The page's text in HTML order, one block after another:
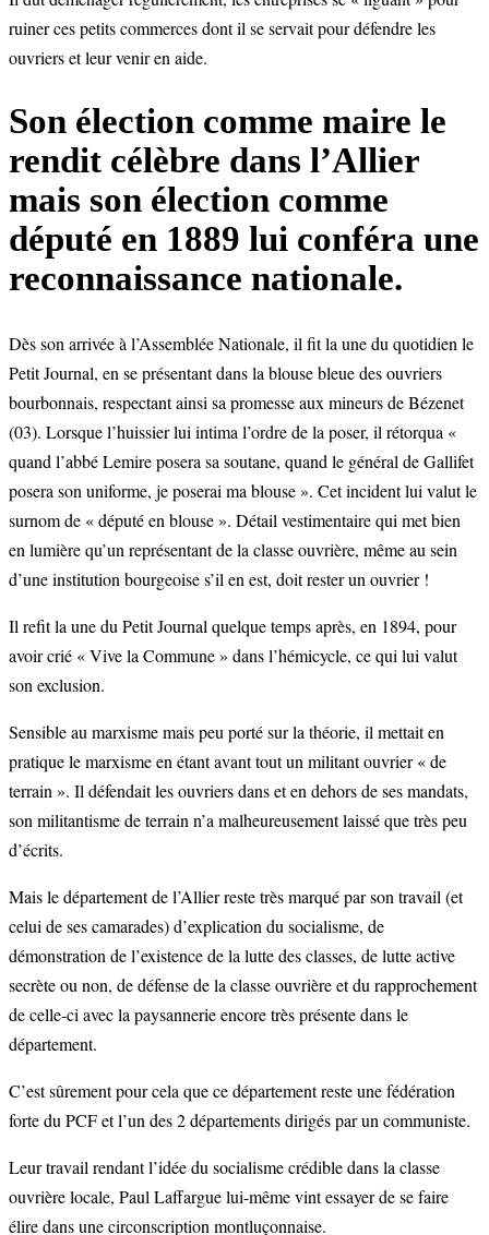
ruiner ces petits commerces dont il se servait pour défendre les
ouvriers et leur venir en aide.
Son élection comme maire le
rendit célèbre dans l’Allier
mais son élection comme
député en 1889 lui conféra une
reconnaissance nationale.
Dès son arrivée à l’Assemblée Nationale, il fit la une du quotidien le
Petit Journal, en se présentant dans la blouse bleue des ouvriers
bourbonnais, respectant ainsi sa promesse aux mineurs de Bézenet
(03). Lorsque l’huissier lui intima l’ordre de la poser, il rétorqua «
quand l’abbé Lemire posera sa soutane, quand le général de Gallifet
posera son uniforme, je poserai ma blouse ». Cet incident lui valut le
surnom de « député en blouse ». Détail vestimentaire qui met bien
en lumière qu’un représentant de la classe ouvrière, même au sein
d’une institution bourgeoise s’il en est, doit rester un ouvrier !
Il refit la une du Petit Journal quelque temps après, en 1894, pour
avoir crié « Vive la Commune » dans l’hémicycle, ce qui lui valut
son exclusion.
Sensible au marxisme mais peu porté sur la théorie, il mettait en
pratique le marxisme en étant avant tout un militant ouvrier « de
terrain ». Il défendait les ouvriers dans et en dehors de ses mandats,
son militantisme de terrain n’a malheureusement laissé que très peu
d’écrits.
Mais le département de l’Allier reste très marqué par son travail (et
celui de ses camarades) d’explication du socialisme, de
démonstration de l’existence de la lutte des classes, de lutte active
secrète ou non, de défense de la classe ouvrière et du rapprochement
de celle-ci avec la paysannerie encore très présente dans le
département.
C’est sûrement pour cela que ce département reste une fédération
forte du PCF et l’un des 2 départements dirigés par un communiste.
Leur travail rendant l’idée du socialisme crédible dans la classe
ouvrière locale, Paul Laffargue lui-même vint essayer de se faire
élire dans une circonscription montluçonnaise.